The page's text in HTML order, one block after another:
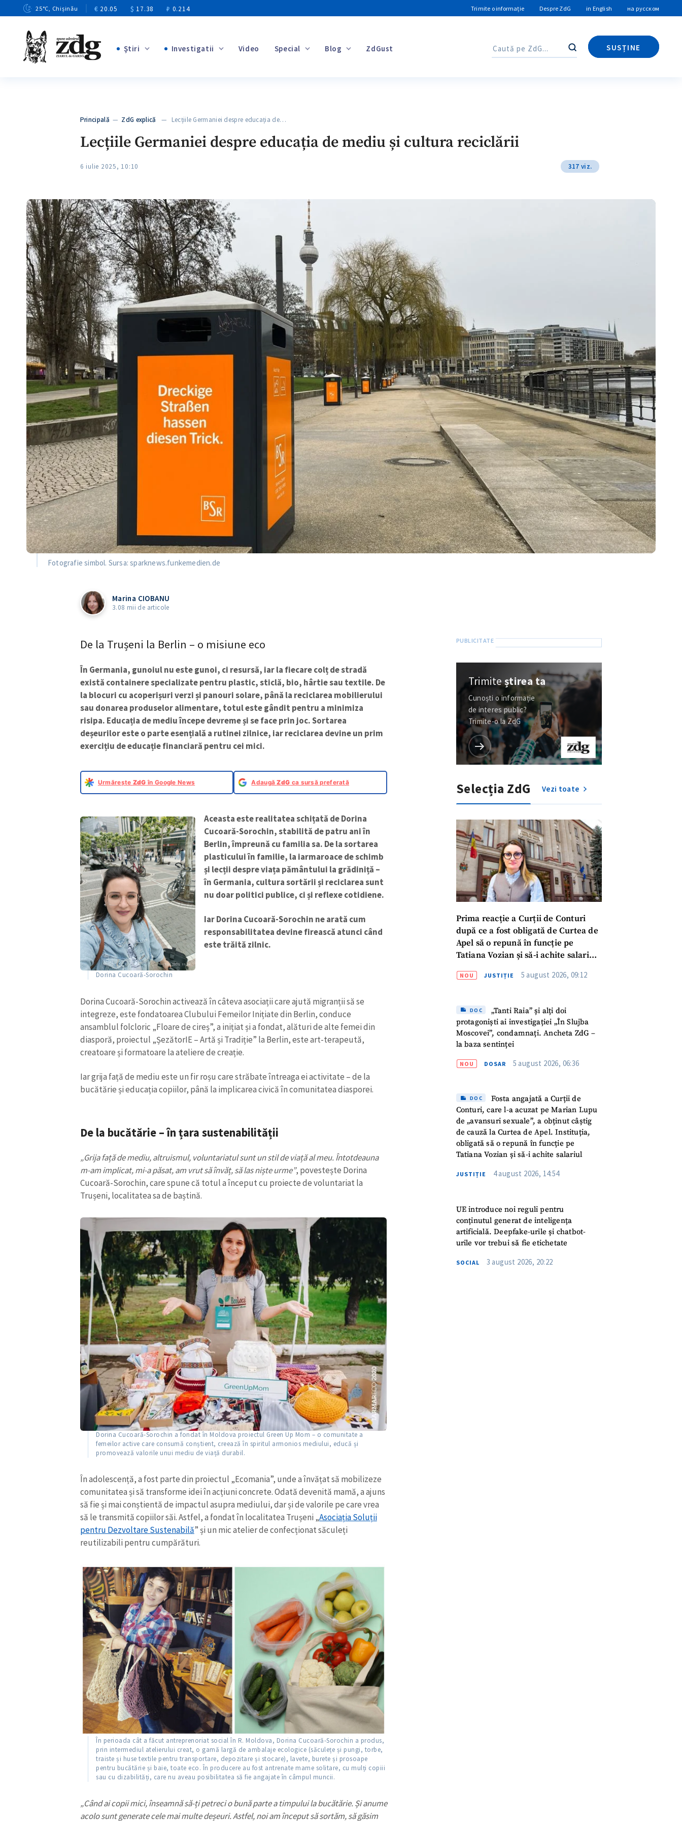
25°C, Chișinău € 20.05 $ 17.38 ₽ 0.214 Trimite o informație Despre ZdG in English на русском
Ştiri
+5
Investigatii Video Special Blog ZdGust Caută
SUSȚINE
Caută
Principală — ZdG explică — Lecțiile Germaniei despre educația de…
Lecțiile Germaniei despre educația de mediu și cultura reciclării
6 iulie 2025, 10:10 317 viz.
Fotografie simbol. Sursa: sparknews.funkemedien.de
Marina CIOBANU
3.08 mii de articole
De la Trușeni la Berlin – o misiune eco
În Germania, gunoiul nu este gunoi, ci resursă, iar la fiecare colț de stradă
există containere specializate pentru plastic, sticlă, bio, hârtie sau textile. De
la blocuri cu acoperișuri verzi și panouri solare, până la reciclarea mobilierului
sau donarea produselor alimentare, totul este gândit pentru a minimiza
risipa. Educația de mediu începe devreme și se face prin joc. Sortarea
deșeurilor este o parte esențială a rutinei zilnice, iar reciclarea devine un prim
exercițiu de educație financiară pentru cei mici.
Urmărește ZdG în Google News AdaugăZdG ca sursă preferată
Dorina Cucoară-Sorochin
Aceasta este realitatea schițată de Dorina
Cucoară-Sorochin, stabilită de patru ani în
Berlin, împreună cu familia sa. De la sortarea
plasticului în familie, la iarmaroace de schimb
și lecții despre viața pământului la grădiniță –
în Germania, cultura sortării și reciclarea sunt
nu doar politici publice, ci și reflexe cotidiene.
Iar Dorina Cucoară-Sorochin ne arată cum
responsabilitatea devine firească atunci când
este trăită zilnic.
Dorina Cucoară-Sorochin activează în câteva asociații care ajută migranții să se
integreze, este fondatoarea Clubului Femeilor Inițiate din Berlin, conduce
ansamblul folcloric „Floare de cireș”, a inițiat și a fondat, alături de alte femei din
diasporă, proiectul „ȘezătorIE – Artă și Tradiție” la Berlin, este art-terapeută,
creatoare și formatoare la ateliere de creație.
Iar grija față de mediu este un fir roșu care străbate întreaga ei activitate – de la
bucătărie și educația copiilor, până la implicarea civică în comunitatea diasporei.
De la bucătărie – în țara sustenabilității
„Grija față de mediu, altruismul, voluntariatul sunt un stil de viață al meu. Întotdeauna
m-am implicat, mi-a păsat, am vrut să învăț, să las niște urme”, povestește Dorina
Cucoară-Sorochin, care spune că totul a început cu proiecte de voluntariat la
Trușeni, localitatea sa de baștină.
Dorina Cucoară-Sorochin a fondat în Moldova proiectul Green Up Mom – o comunitate a
femeilor active care consumă conștient, creează în spiritul armonios mediului, educă și
promovează valorile unui mediu de viață durabil.
În adolescență, a fost parte din proiectul „Ecomania”, unde a învățat să mobilizeze
comunitatea și să transforme idei în acțiuni concrete. Odată devenită mamă, a ajuns
să fie și mai conștientă de impactul asupra mediului, dar și de valorile pe care vrea
să le transmită copiilor săi. Astfel, a fondat în localitatea Trușeni „Asociația Soluții
pentru Dezvoltare Sustenabilă” și un mic atelier de confecționat săculeți
reutilizabili pentru cumpărături.
În perioada cât a făcut antreprenoriat social în R. Moldova, Dorina Cucoară-Sorochin a produs,
prin intermediul atelierului creat, o gamă largă de ambalaje ecologice (săculețe și pungi, torbe,
traiste și huse textile pentru transportare, depozitare și stocare), lavete, burete și prosoape
pentru bucătărie și baie, toate eco. În producere au fost antrenate mame solitare, cu mulți copiii
sau cu dizabilități, care nu aveau posibilitatea să fie angajate în câmpul muncii.
„Când ai copii mici, înseamnă să-ți petreci o bună parte a timpului la bucătărie. Și anume
acolo sunt generate cele mai multe deșeuri. Astfel, noi am început să sortăm, să găsim
Trimiteștirea ta
Cunoști o informație
de interes public?
Trimite-o la ZdG
Selecția ZdG Vezi toate
Prima reacție a Curții de Conturi
după ce a fost obligată de Curtea de
Apel să o repună în funcție pe
Tatiana Vozian și să-i achite salariul
muncă”
NOU JUSTIȚIE 5 august 2026, 09:12
DOC
„Tanti Raia” și alți doi
protagoniști ai investigației „În Slujba
Moscovei”, condamnați. Ancheta ZdG –
la baza sentinței
NOU DOSAR 5 august 2026, 06:36
DOC
Fosta angajată a Curții de
Conturi, care l-a acuzat pe Marian Lupu
de „avansuri sexuale”, a obținut câștig
de cauză la Curtea de Apel. Instituția,
obligată să o repună în funcție pe
Tatiana Vozian și să-i achite salariul
JUSTIȚIE 4 august 2026, 14:54
UE introduce noi reguli pentru
conținutul generat de inteligența
artificială. Deepfake-urile și chatbot-
urile vor trebui să fie etichetate
SOCIAL 3 august 2026, 20:22
Titlu știre + Adaugă titlu
Mesajul știrei
+ Numele meu
+ Emailul meu
TRIMITE ȘTIREA